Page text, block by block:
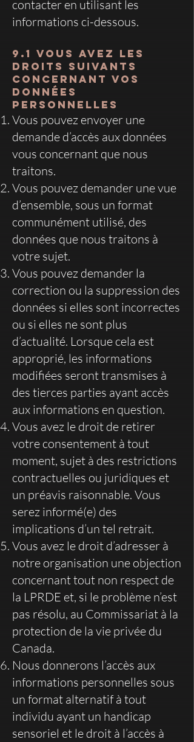
contacter en utilisant les
informations ci-dessous.
9.1 Vous avez les
droits suivants
concernant vos
données
personnelles
Vous pouvez envoyer une
demande d’accès aux données
vous concernant que nous
traitons.
Vous pouvez demander une vue
d’ensemble, sous un format
communément utilisé, des
données que nous traitons à
votre sujet.
Vous pouvez demander la
correction ou la suppression des
données si elles sont incorrectes
ou si elles ne sont plus
d’actualité. Lorsque cela est
approprié, les informations
modifiées seront transmises à
des tierces parties ayant accès
aux informations en question.
Vous avez le droit de retirer
votre consentement à tout
moment, sujet à des restrictions
contractuelles ou juridiques et
un préavis raisonnable. Vous
serez informé(e) des
implications d’un tel retrait.
Vous avez le droit d’adresser à
notre organisation une objection
concernant tout non respect de
la LPRDE et, si le problème n’est
pas résolu, au Commissariat à la
protection de la vie privée du
Canada.
Nous donnerons l’accès aux
informations personnelles sous
un format alternatif à tout
individu ayant un handicap
sensoriel et le droit à l’accès à